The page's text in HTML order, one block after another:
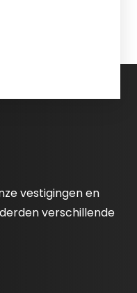
vestigingen en
verschillende